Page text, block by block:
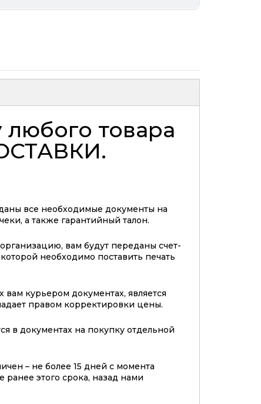
любого товара
.
все необходимые документы на
а также гарантийный талон.
вам будут переданы счет-
необходимо поставить печать
курьером документах, является
правом корректировки цены.
в документах на покупку отдельной
– не более 15 дней с момента
этого срока, назад нами